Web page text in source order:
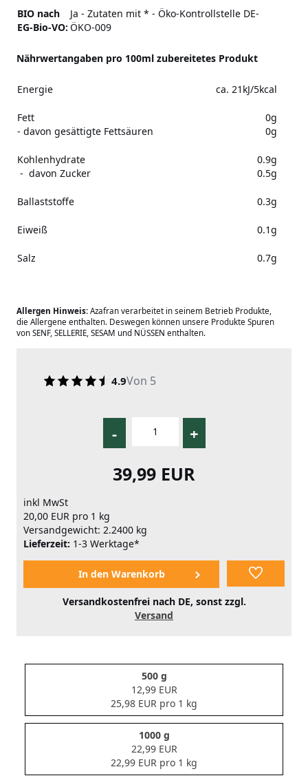
BIO nach
EG-Bio-VO:
Ja - Zutaten mit * - Öko-Kontrollstelle DE-
ÖKO-009
Nährwertangaben pro 100ml zubereitetes Produkt
Energie ca. 21kJ/5kcal
Fett
- davon gesättigte Fettsäuren
0g
0g
Kohlenhydrate
- davon Zucker
0.9g
0.5g
Ballaststoffe 0.3g
Eiweiß 0.1g
Salz 0.7g
Allergen Hinweis: Azafran verarbeitet in seinem Betrieb Produkte,
die Allergene enthalten. Deswegen können unsere Produkte Spuren
von SENF, SELLERIE, SESAM und NÜSSEN enthalten.
4.9Von 5
- +
39,99 EUR
inkl MwSt
20,00 EUR pro 1 kg
Versandgewicht: 2.2400 kg
Lieferzeit: 1-3 Werktage*
Versandkostenfrei nach DE, sonst zzgl.
Versand
500 g
12,99 EUR
25,98 EUR pro 1 kg
1000 g
22,99 EUR
22,99 EUR pro 1 kg